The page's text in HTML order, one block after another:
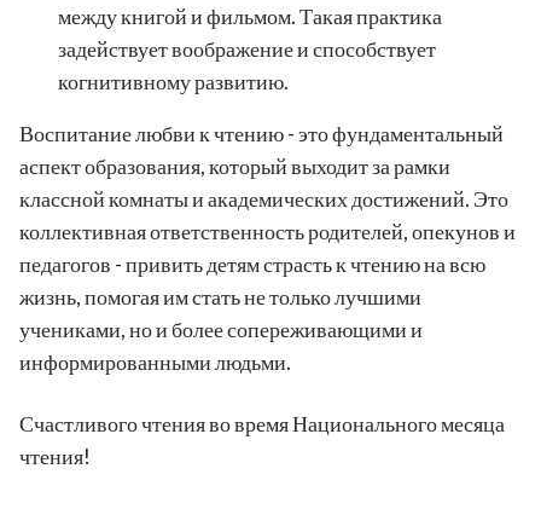
между книгой и фильмом. Такая практика
задействует воображение и способствует
когнитивному развитию.
Воспитание любви к чтению - это фундаментальный
аспект образования, который выходит за рамки
классной комнаты и академических достижений. Это
коллективная ответственность родителей, опекунов и
педагогов - привить детям страсть к чтению на всю
жизнь, помогая им стать не только лучшими
учениками, но и более сопереживающими и
информированными людьми.
Счастливого чтения во время Национального месяца
чтения!